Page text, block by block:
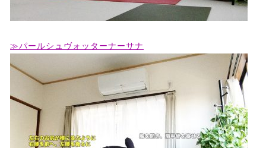
≫パールシュヴォッターナーサナ